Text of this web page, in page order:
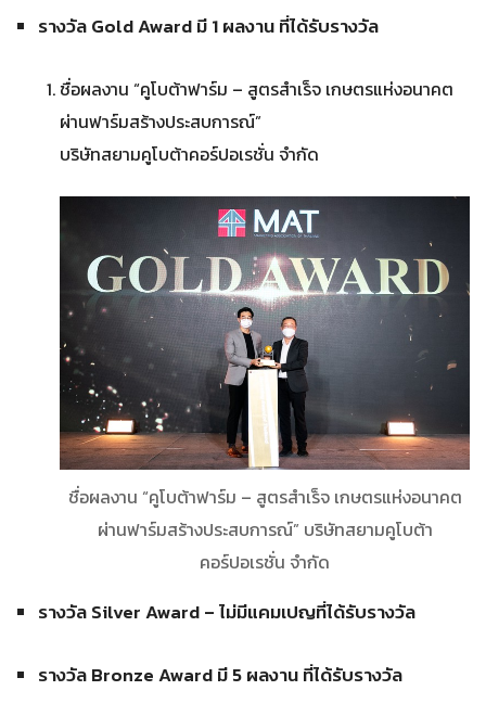
รางวัล Gold Award มี 1 ผลงาน ที่ได้รับรางวัล
ชื่อผลงาน “คูโบต้าฟาร์ม – สูตรสำเร็จ เกษตรแห่งอนาคต
ผ่านฟาร์มสร้างประสบการณ์”
บริษัทสยามคูโบต้าคอร์ปอเรชั่น จำกัด
ชื่อผลงาน “คูโบต้าฟาร์ม – สูตรสำเร็จ เกษตรแห่งอนาคต
ผ่านฟาร์มสร้างประสบการณ์” บริษัทสยามคูโบต้า
คอร์ปอเรชั่น จำกัด
รางวัล Silver Award – ไม่มีแคมเปญที่ได้รับรางวัล
รางวัล Bronze Award มี 5 ผลงาน ที่ได้รับรางวัล